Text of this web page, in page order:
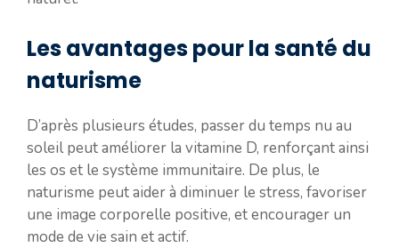
Les avantages pour la santé du
naturisme
D’après plusieurs études, passer du temps nu au
soleil peut améliorer la vitamine D, renforçant ainsi
les os et le système immunitaire. De plus, le
naturisme peut aider à diminuer le stress, favoriser
une image corporelle positive, et encourager un
mode de vie sain et actif.